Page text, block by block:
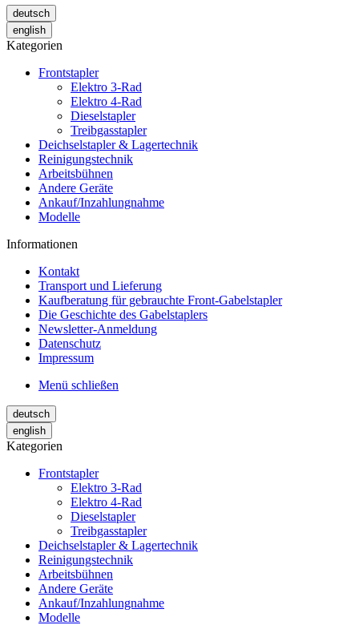
deutsch
english
Kategorien
Frontstapler
Elektro 3-Rad
Elektro 4-Rad
Dieselstapler
Treibgasstapler
Deichselstapler & Lagertechnik
Reinigungstechnik
Arbeitsbühnen
Andere Geräte
Ankauf/Inzahlungnahme
Modelle
Informationen
Kontakt
Transport und Lieferung
Kaufberatung für gebrauchte Front-Gabelstapler
Die Geschichte des Gabelstaplers
Newsletter-Anmeldung
Datenschutz
Impressum
Menü schließen
deutsch
english
Kategorien
Frontstapler
Elektro 3-Rad
Elektro 4-Rad
Dieselstapler
Treibgasstapler
Deichselstapler & Lagertechnik
Reinigungstechnik
Arbeitsbühnen
Andere Geräte
Ankauf/Inzahlungnahme
Modelle